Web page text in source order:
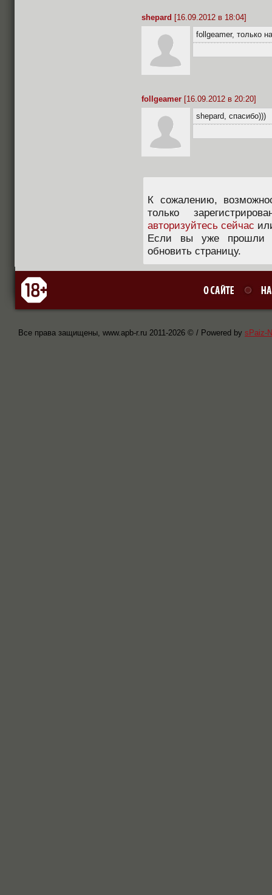
shepard [16.09.2012 в 18:04]
follgeamer, только
follgeamer [16.09.2012 в 20:20]
shepard, спасибо)))
К сожалению,
только
авторизуйтесь сейчас
Если вы уже прошли
обновить страницу.
Все права защищены, www.apb-r.ru 2011-2026 © / Powered by sPaiz-